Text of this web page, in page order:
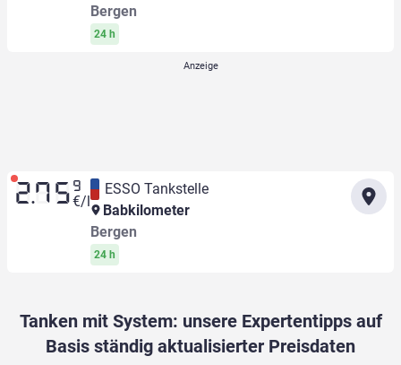
Bergen
24 h
2.75 9
€/l
ESSO Tankstelle
Babkilometer
Bergen
24 h
Tanken mit System: unsere Expertentipps auf
Basis ständig aktualisierter Preisdaten